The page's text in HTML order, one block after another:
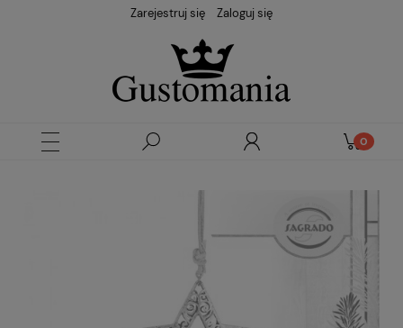
Zarejestruj się Zaloguj się